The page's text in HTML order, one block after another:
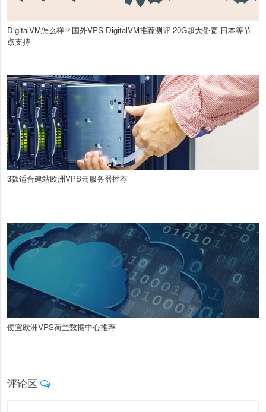
DigitalVM怎么样？国外VPS DigitalVM推荐测评-20G超大带宽-日本等节
点支持
3款适合建站欧洲VPS云服务器推荐
便宜欧洲VPS荷兰数据中心推荐
评论区